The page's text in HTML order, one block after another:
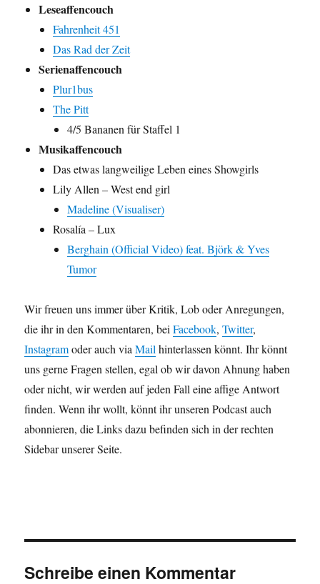
Leseaffencouch
Fahrenheit 451
Das Rad der Zeit
Serienaffencouch
Plur1bus
The Pitt
4/5 Bananen für Staffel 1
Musikaffencouch
Das etwas langweilige Leben eines Showgirls
Lily Allen – West end girl
Madeline (Visualiser)
Rosalía – Lux
Berghain (Official Video) feat. Björk & Yves
Tumor
Wir freuen uns immer über Kritik, Lob oder Anregungen,
die ihr in den Kommentaren, beiFacebook,Twitter,
Instagramoder auch viaMail hinterlassen könnt. Ihr könnt
uns gerne Fragen stellen, egal ob wir davon Ahnung haben
oder nicht, wir werden auf jeden Fall eine affige Antwort
finden. Wenn ihr wollt, könnt ihr unseren Podcast auch
abonnieren, die Links dazu befinden sich in der rechten
Sidebar unserer Seite.
Schreibe einen Kommentar